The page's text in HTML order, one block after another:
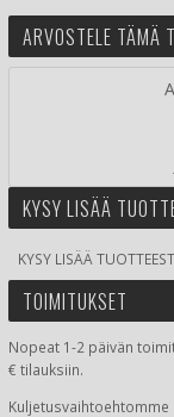
ARVOSTELE TÄMÄ
KYSY LISÄÄ
KYSY LISÄÄ
TOIMITUKSET
Nopeat 1-2 päivän
€ tilauksiin.